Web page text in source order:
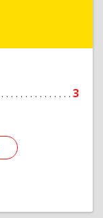
3
Подробнее